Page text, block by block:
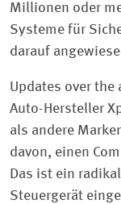
Millionen oder
Systeme für
darauf
Updates over the
Auto-Hersteller
als andere
davon, einen
Das ist ein
Steuergerät